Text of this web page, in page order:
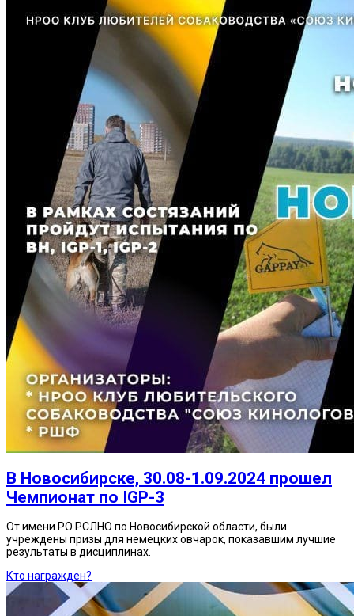
В Новосибирске, 30.08-1.09.2024 прошел
Чемпионат по IGP-3
От имени РО РСЛНО по Новосибирской области, были
учреждены призы для немецких овчарок, показавшим лучшие
результаты в дисциплинах.
Кто награжден?